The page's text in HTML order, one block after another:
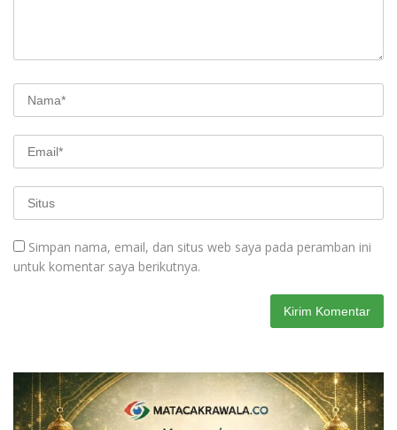
Simpan nama, email, dan situs web saya pada peramban ini
untuk komentar saya berikutnya.